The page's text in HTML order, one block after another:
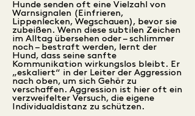
Hunde senden oft eine Vielzahl von
Warnsignalen (Einfrieren,
Lippenlecken, Wegschauen), bevor sie
zubeißen. Wenn diese subtilen Zeichen
im Alltag übersehen oder – schlimmer
noch – bestraft werden, lernt der
Hund, dass seine sanfte
Kommunikation wirkungslos bleibt. Er
„eskaliert“ in der Leiter der Aggression
nach oben, um sich Gehör zu
verschaffen. Aggression ist hier oft ein
verzweifelter Versuch, die eigene
Individualdistanz zu schützen.